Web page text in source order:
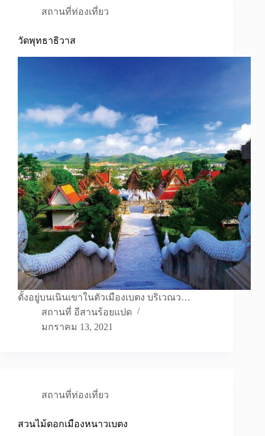
สถานที่ท่องเที่ยว
วัดพุทธาธิวาส
ตั้งอยู่บนเนินเขาในตัวเมืองเบตง บริเวณว…
สถานที่ อีสานร้อยแปด
มกราคม 13, 2021
สถานที่ท่องเที่ยว
สวนไม้ดอกเมืองหนาวเบตง